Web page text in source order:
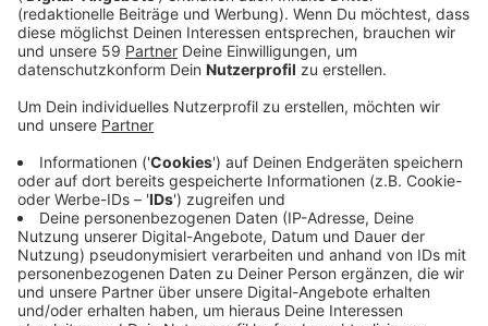
Anzeige
Urlaubsrückkehrer aufgepasst: Warnung vor
Japankäfer
Wer aktuell aus dem Urlaub zurück in den Rhein-Kreis
Neuss fährt, sollte sein Gepäck vorher kontrollieren.
Das Bundeslandwirtschaftsministerium warnt vor dem
Einschleppen des Japankäfers.
Schäden durch den Japankäfer